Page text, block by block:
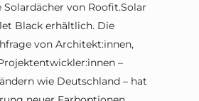
von Roofit.Solar
Black erhältlich. Die
von Architekt:innen,
–
wie Deutschland – hat